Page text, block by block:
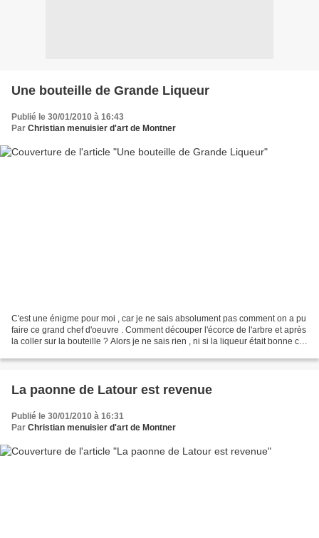
Une bouteille de Grande Liqueur
Publié le 30/01/2010 à 16:43
Par Christian menuisier d'art de Montner
C'est une énigme pour moi , car je ne sais absolument pas comment on a pu
faire ce grand chef d'oeuvre . Comment découper l'écorce de l'arbre et après
la coller sur la bouteille ? Alors je ne sais rien , ni si la liqueur était bonne car
La paonne de Latour est revenue
Publié le 30/01/2010 à 16:31
Par Christian menuisier d'art de Montner